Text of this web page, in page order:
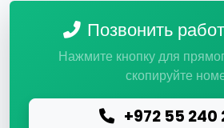
Позвонить
Нажмите кнопку для
скопируйте
+972 55 240